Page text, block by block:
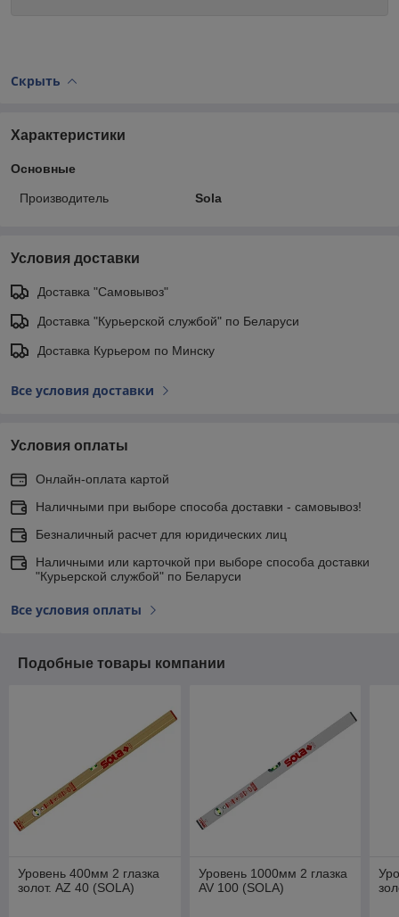
Скрыть
Характеристики
Основные
Производитель Sola
Условия доставки
Доставка "Самовывоз"
Доставка "Курьерской службой" по Беларуси
Доставка Курьером по Минску
Все условия доставки
Условия оплаты
Онлайн-оплата картой
Наличными при выборе способа доставки - самовывоз!
Безналичный расчет для юридических лиц
Наличными или карточкой при выборе способа доставки
"Курьерской службой" по Беларуси
Все условия оплаты
Подобные товары компании
Уровень 400мм 2 глазка
золот. AZ 40 (SOLA)
Уровень 1000мм 2 глазка
AV 100 (SOLA)